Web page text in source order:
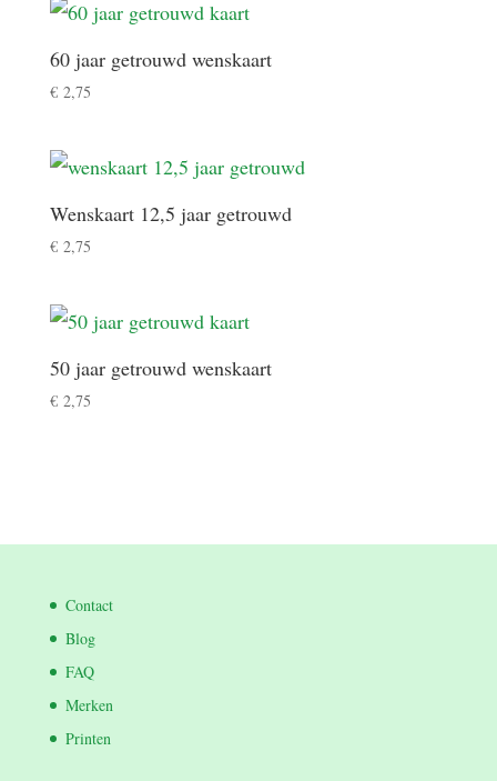
60 jaar getrouwd wenskaart
€2,75
Wenskaart 12,5 jaar getrouwd
€2,75
50 jaar getrouwd wenskaart
€2,75
Contact
Blog
FAQ
Merken
Printen